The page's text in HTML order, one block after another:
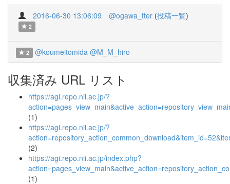
2016-06-30 13:06:09 @ogawa_tter (投稿一覧)
2
2 @koumeitomida @M_M_hiro
収集済み URL リスト
https://agi.repo.nii.ac.jp/?
(1)
https://agi.repo.nii.ac.jp/?
(2)
https://agi.repo.nii.ac.jp/index.php?
(1)